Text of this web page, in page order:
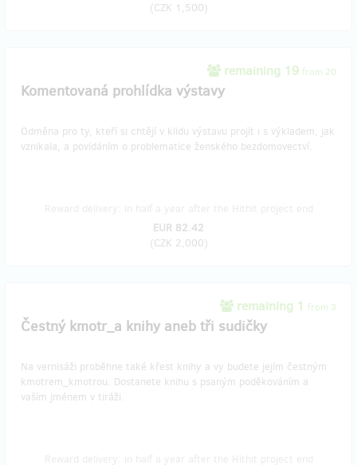
(CZK 1,500)
remaining 19 from 20
Komentovaná prohlídka výstavy
Odměna pro ty, kteří si chtějí v klidu výstavu projít i s výkladem, jak
vznikala, a povídáním o problematice ženského bezdomovectví.
EUR 82.42
(CZK 2,000)
remaining 1 from 3
Čestný kmotr_a knihy aneb tři sudičky
Na vernisáži proběhne také křest knihy a vy budete jejím čestným
kmotrem_kmotrou. Dostanete knihu s psaným poděkováním a
vaším jménem v tiráži.